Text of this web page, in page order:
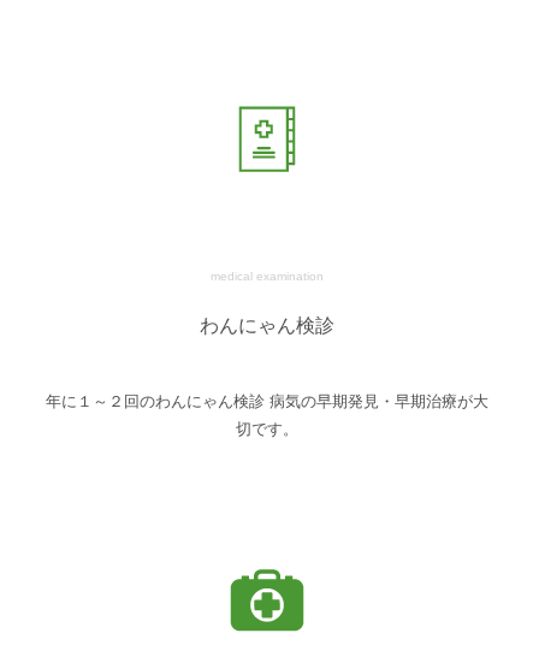
medical examination
わんにゃん検診
年に１～２回のわんにゃん検診 病気の早期発見・早期治療が大
切です。